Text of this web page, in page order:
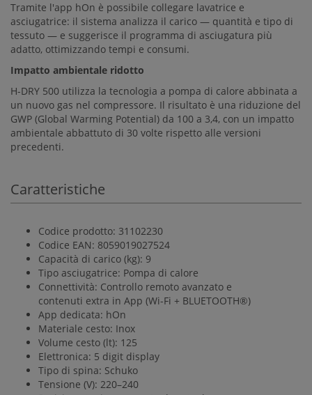
Tramite l'app hOn è possibile collegare lavatrice e
asciugatrice: il sistema analizza il carico — quantità e tipo di
tessuto — e suggerisce il programma di asciugatura più
adatto, ottimizzando tempi e consumi.
Impatto ambientale ridotto
H-DRY 500 utilizza la tecnologia a pompa di calore abbinata a
un nuovo gas nel compressore. Il risultato è una riduzione del
GWP (Global Warming Potential) da 100 a 3,4, con un impatto
ambientale abbattuto di 30 volte rispetto alle versioni
precedenti.
Caratteristiche
Codice prodotto: 31102230
Codice EAN: 8059019027524
Capacità di carico (kg): 9
Tipo asciugatrice: Pompa di calore
Connettività: Controllo remoto avanzato e
contenuti extra in App (Wi-Fi + BLUETOOTH®)
App dedicata: hOn
Materiale cesto: Inox
Volume cesto (lt): 125
Elettronica: 5 digit display
Tipo di spina: Schuko
Tensione (V): 220–240